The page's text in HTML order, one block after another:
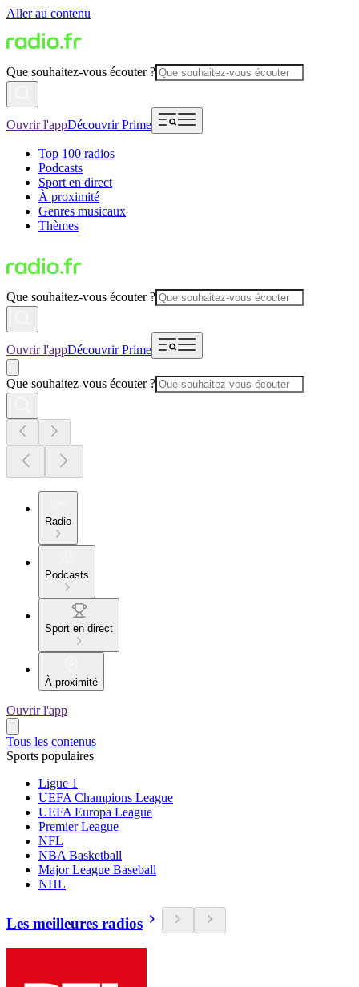
Aller au contenu
Que souhaitez-vous écouter ?
Ouvrir l'appDécouvrir Prime
Top 100 radios
Podcasts
Sport en direct
À proximité
Genres musicaux
Thèmes
Que souhaitez-vous écouter ?
Ouvrir l'appDécouvrir Prime
Que souhaitez-vous écouter ?
Radio
Podcasts
Sport en direct
À proximité
Ouvrir l'app
Tous les contenus
Sports populaires
Ligue 1
UEFA Champions League
UEFA Europa League
Premier League
NFL
NBA Basketball
Major League Baseball
NHL
Les meilleures radios